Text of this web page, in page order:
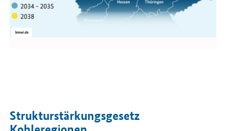
Strukturstärkungsgesetz